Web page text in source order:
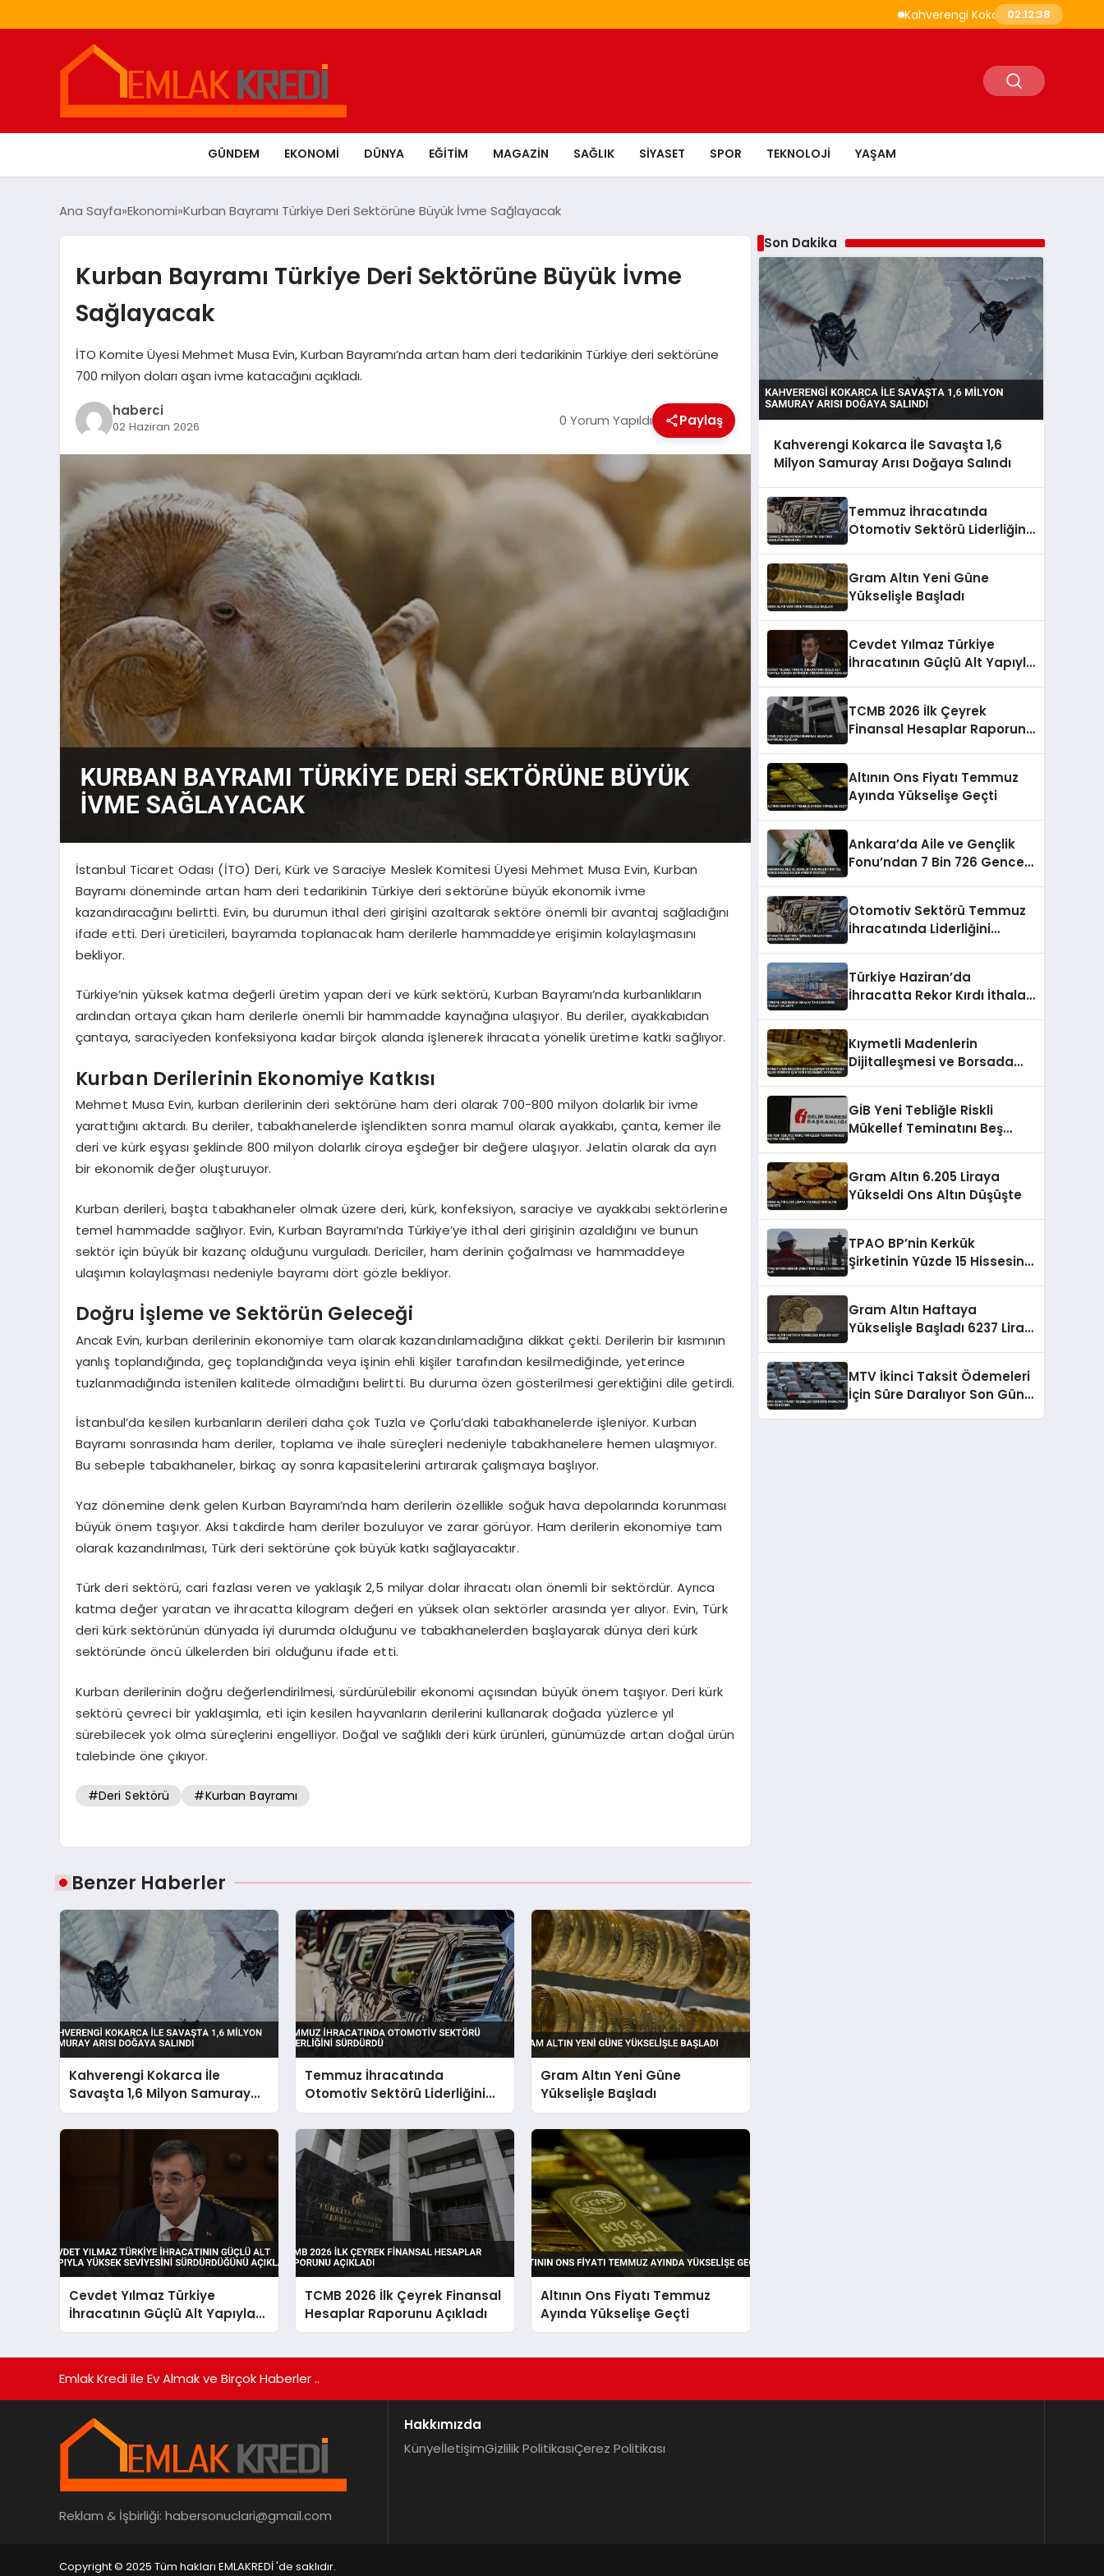
Kahverengi Kokarca İle Savaşta 1,6
02:12:39
GÜNDEM EKONOMI DÜNYA EĞITIM MAGAZIN SAĞLIK SIYASET SPOR TEKNOLOJI YAŞAM
Ana Sayfa Ekonomi Kurban Bayramı Türkiye Deri Sektörüne Büyük İvme Sağlayacak
Kurban Bayramı Türkiye Deri Sektörüne Büyük İvme
Sağlayacak
İTO Komite Üyesi Mehmet Musa Evin, Kurban Bayramı’nda artan ham deri tedarikinin Türkiye deri sektörüne
700 milyon doları aşan ivme katacağını açıkladı.
haberci
02 Haziran 2026 0 Yorum Yapıldı Paylaş
İstanbul Ticaret Odası (İTO) Deri, Kürk ve Saraciye Meslek Komitesi Üyesi Mehmet Musa Evin, Kurban
Bayramı döneminde artan ham deri tedarikinin Türkiye deri sektörüne büyük ekonomik ivme
kazandıracağını belirtti. Evin, bu durumun ithal deri girişini azaltarak sektöre önemli bir avantaj sağladığını
ifade etti. Deri üreticileri, bayramda toplanacak ham derilerle hammaddeye erişimin kolaylaşmasını
bekliyor.
Türkiye’nin yüksek katma değerli üretim yapan deri ve kürk sektörü, Kurban Bayramı’nda kurbanlıkların
ardından ortaya çıkan ham derilerle önemli bir hammadde kaynağına ulaşıyor. Bu deriler, ayakkabıdan
çantaya, saraciyeden konfeksiyona kadar birçok alanda işlenerek ihracata yönelik üretime katkı sağlıyor.
Kurban Derilerinin Ekonomiye Katkısı
Mehmet Musa Evin, kurban derilerinin deri sektörüne ham deri olarak 700-800 milyon dolarlık bir ivme
yarattığını aktardı. Bu deriler, tabakhanelerde işlendikten sonra mamul olarak ayakkabı, çanta, kemer ile
deri ve kürk eşyası şeklinde 800 milyon dolarlık ciroya eşdeğer bir değere ulaşıyor. Jelatin olarak da ayrı
bir ekonomik değer oluşturuyor.
Kurban derileri, başta tabakhaneler olmak üzere deri, kürk, konfeksiyon, saraciye ve ayakkabı sektörlerine
temel hammadde sağlıyor. Evin, Kurban Bayramı’nda Türkiye’ye ithal deri girişinin azaldığını ve bunun
sektör için büyük bir kazanç olduğunu vurguladı. Dericiler, ham derinin çoğalması ve hammaddeye
ulaşımın kolaylaşması nedeniyle bayramı dört gözle bekliyor.
Doğru İşleme ve Sektörün Geleceği
Ancak Evin, kurban derilerinin ekonomiye tam olarak kazandırılamadığına dikkat çekti. Derilerin bir kısmının
yanlış toplandığında, geç toplandığında veya işinin ehli kişiler tarafından kesilmediğinde, yeterince
tuzlanmadığında istenilen kalitede olmadığını belirtti. Bu duruma özen gösterilmesi gerektiğini dile getirdi.
İstanbul’da kesilen kurbanların derileri daha çok Tuzla ve Çorlu’daki tabakhanelerde işleniyor. Kurban
Bayramı sonrasında ham deriler, toplama ve ihale süreçleri nedeniyle tabakhanelere hemen ulaşmıyor.
Bu sebeple tabakhaneler, birkaç ay sonra kapasitelerini artırarak çalışmaya başlıyor.
Yaz dönemine denk gelen Kurban Bayramı’nda ham derilerin özellikle soğuk hava depolarında korunması
büyük önem taşıyor. Aksi takdirde ham deriler bozuluyor ve zarar görüyor. Ham derilerin ekonomiye tam
olarak kazandırılması, Türk deri sektörüne çok büyük katkı sağlayacaktır.
Türk deri sektörü, cari fazlası veren ve yaklaşık 2,5 milyar dolar ihracatı olan önemli bir sektördür. Ayrıca
katma değer yaratan ve ihracatta kilogram değeri en yüksek olan sektörler arasında yer alıyor. Evin, Türk
deri kürk sektörünün dünyada iyi durumda olduğunu ve tabakhanelerden başlayarak dünya deri kürk
sektöründe öncü ülkelerden biri olduğunu ifade etti.
Kurban derilerinin doğru değerlendirilmesi, sürdürülebilir ekonomi açısından büyük önem taşıyor. Deri kürk
sektörü çevreci bir yaklaşımla, eti için kesilen hayvanların derilerini kullanarak doğada yüzlerce yıl
sürebilecek yok olma süreçlerini engelliyor. Doğal ve sağlıklı deri kürk ürünleri, günümüzde artan doğal ürün
talebinde öne çıkıyor.
#Deri Sektörü #Kurban Bayramı
Benzer Haberler
Kahverengi Kokarca İle
Savaşta 1,6 Milyon Samuray
Arısı Doğaya Salındı
Temmuz İhracatında
Otomotiv Sektörü Liderliğini
Sürdürdü
Gram Altın Yeni Güne
Yükselişle Başladı
Cevdet Yılmaz Türkiye
İhracatının Güçlü Alt Yapıyla
Yüksek Seviyesini
TCMB 2026 İlk Çeyrek Finansal
Hesaplar Raporunu Açıkladı
Altının Ons Fiyatı Temmuz
Ayında Yükselişe Geçti
Son Dakika
Kahverengi Kokarca İle Savaşta 1,6
Milyon Samuray Arısı Doğaya Salındı
Temmuz İhracatında
Otomotiv Sektörü Liderliğini
Gram Altın Yeni Güne
Yükselişle Başladı
Cevdet Yılmaz Türkiye
İhracatının Güçlü Alt Yapıyla
TCMB 2026 İlk Çeyrek
Finansal Hesaplar Raporunu
Altının Ons Fiyatı Temmuz
Ayında Yükselişe Geçti
Ankara’da Aile ve Gençlik
Fonu’ndan 7 Bin 726 Gence
Otomotiv Sektörü Temmuz
İhracatında Liderliğini
Türkiye Haziran’da
İhracatta Rekor Kırdı İthalat
Kıymetli Madenlerin
Dijitalleşmesi ve Borsada
GİB Yeni Tebliğle Riskli
Mükellef Teminatını Beş
Gram Altın 6.205 Liraya
Yükseldi Ons Altın Düşüşte
TPAO BP’nin Kerkük
Şirketinin Yüzde 15 Hissesini
Gram Altın Haftaya
Yükselişle Başladı 6237 Lirayı
MTV İkinci Taksit Ödemeleri
İçin Süre Daralıyor Son Gün
Emlak Kredi ile Ev Almak ve Birçok Haberler ..
Reklam & İşbirliği: habersonuclari@gmail.com
Hakkımızda
KünyeİletişimGizlilik PolitikasıÇerez Politikası
Copyright © 2025 Tüm hakları EMLAKREDİ 'de saklıdır.